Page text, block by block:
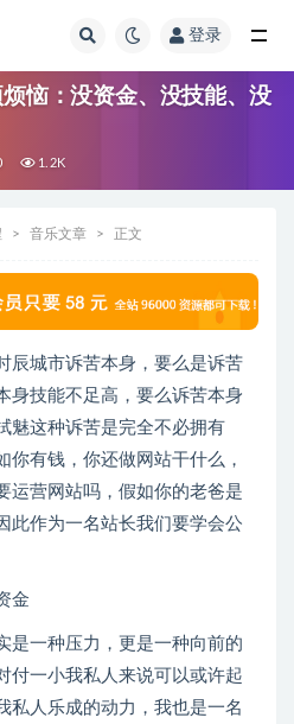
登录
恼：没资金、没技能、没
1.2K
音乐文章 正文
辰城市诉苦本身，要么是诉苦
身技能不足高，要么诉苦本身
魅这种诉苦是完全不必拥有
你有钱，你还做网站干什么，
运营网站吗，假如你的老爸是
此作为一名站长我们要学会公
金
是一种压力，更是一种向前的
付一小我私人来说可以或许起
私人乐成的动力，我也是一名